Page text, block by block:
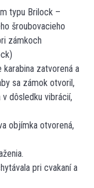
typu Brilock –
šroubovacieho
zámkoch
zatvorená a
sa zámok otvoril,
dôsledku vibrácií,
objímka otvorená,
pri cvakaní a